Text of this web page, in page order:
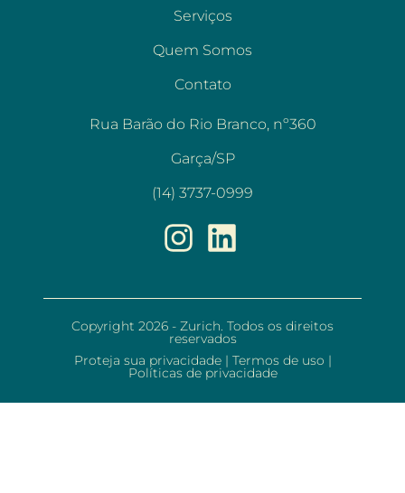
Serviços
Quem Somos
Contato
Rua Barão do Rio Branco, nº360
Garça/SP
(14) 3737-0999
Copyright 2026 - Zurich. Todos os direitos
reservados
Proteja sua privacidade | Termos de uso |
Políticas de privacidade